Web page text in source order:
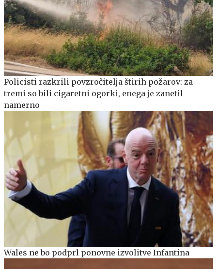
Policisti razkrili povzročitelja štirih požarov: za
tremi so bili cigaretni ogorki, enega je zanetil
namerno
Wales ne bo podprl ponovne izvolitve Infantina